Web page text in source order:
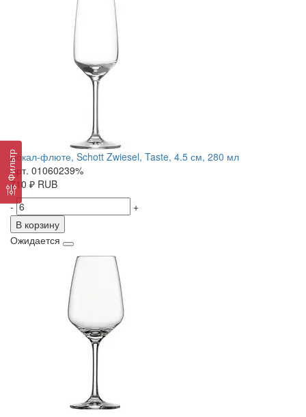
Фильтр
Бокал-флюте, Schott Zwiesel, Taste, 4.5 см, 280 мл
Арт. 01060239%
710 ₽ RUB
-
+
В корзину
Ожидается